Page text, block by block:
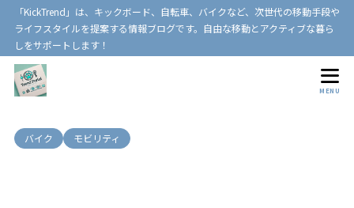
「KickTrend」は、キックボード、自転車、バイクなど、次世代の移動手段や
ライフスタイルを提案する情報ブログです。自由な移動とアクティブな暮ら
しをサポートします！
MENU
バイク モビリティ